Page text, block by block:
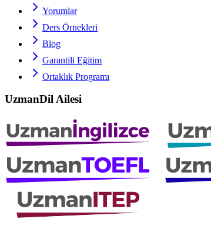
Yorumlar
Ders Örnekleri
Blog
Garantili Eğitim
Ortaklık Programı
UzmanDil Ailesi